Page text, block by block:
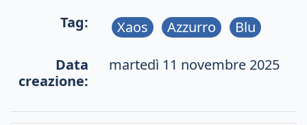
Tag:
Xaos Azzurro Blu
Data
creazione:
martedì 11 novembre 2025